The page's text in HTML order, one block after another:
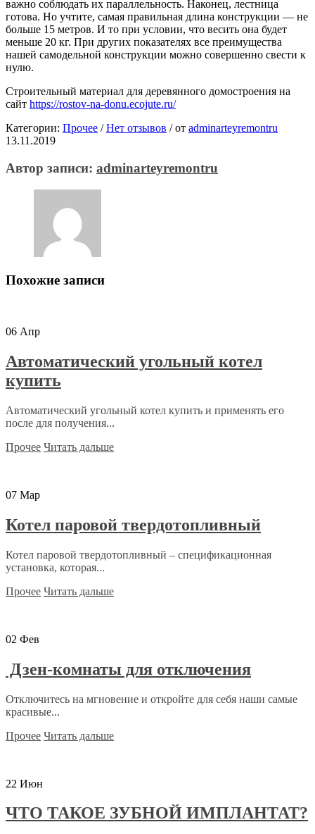
важно соблюдать их параллельность. Наконец, лестница
готова. Но учтите, самая правильная длина конструкции — не
больше 15 метров. И то при условии, что весить она будет
меньше 20 кг. При других показателях все преимущества
нашей самодельной конструкции можно совершенно свести к
нулю.
Строительный материал для деревянного домостроения на
сайт https://rostov-na-donu.ecojute.ru/
Категории: Прочее / Нет отзывов /от adminarteyremontru
13.11.2019
Автор записи: adminarteyremontru
Похожие записи
06 Апр
Автоматический угольный котел
купить
Автоматический угольный котел купить и применять его
после для получения...
Прочее Читать дальше
07 Мар
Котел паровой твердотопливный
Котел паровой твердотопливный – спецификационная
установка, которая...
Прочее Читать дальше
02 Фев
Дзен-комнаты для отключения
Отключитесь на мгновение и откройте для себя наши самые
красивые...
Прочее Читать дальше
22 Июн
ЧТО ТАКОЕ ЗУБНОЙ ИМПЛАНТАТ?